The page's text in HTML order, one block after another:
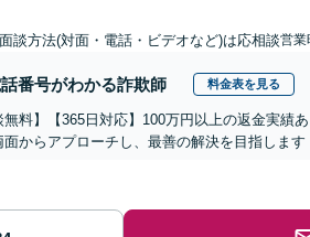
面談方法(対面・電話・ビデオなど)は応相談営業
番号がわかる詐欺師 料金表を見る
料】【365日対応】100万円以上の返金実績
からアプローチし、最善の解決を目指します